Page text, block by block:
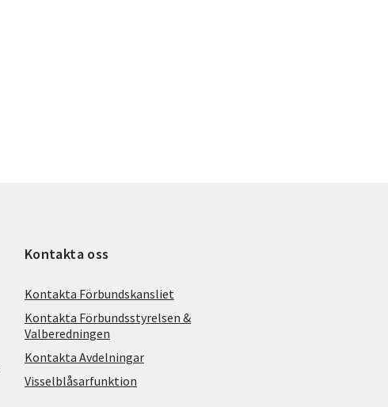
Kontakta oss
Kontakta Förbundskansliet
Kontakta Förbundsstyrelsen &
Valberedningen
Kontakta Avdelningar
Visselblåsarfunktion